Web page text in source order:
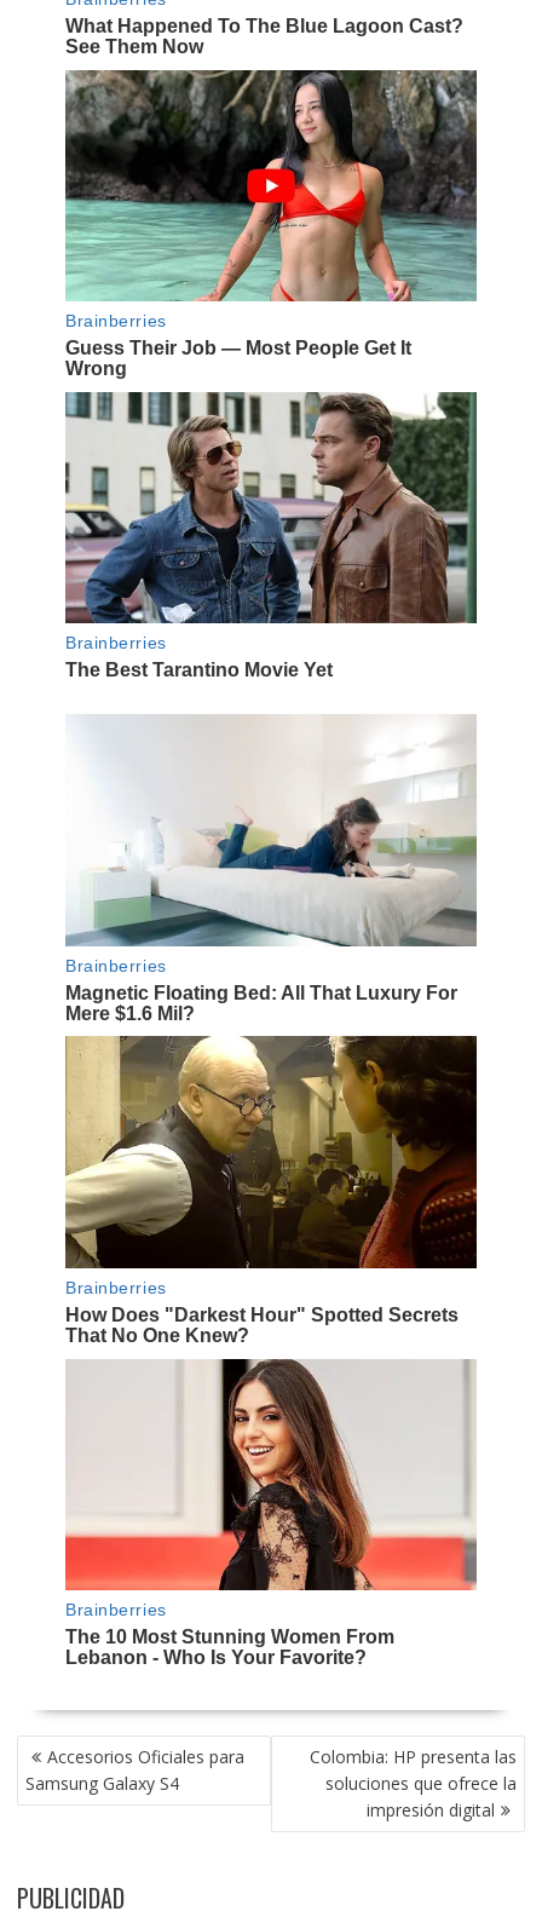
NAVEGACIÓN
DE
ENTRADAS
Accesorios Oficiales para
Samsung Galaxy S4
Colombia: HP presenta las
soluciones que ofrece la
impresión digital
PUBLICIDAD